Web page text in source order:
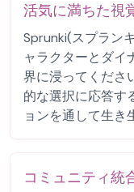
活気に満ちた視
Sprunki(スプラン
ャラクターとダイ
界に浸ってくださ
的な選択に応答す
ョンを通して生き
コミュニティ統